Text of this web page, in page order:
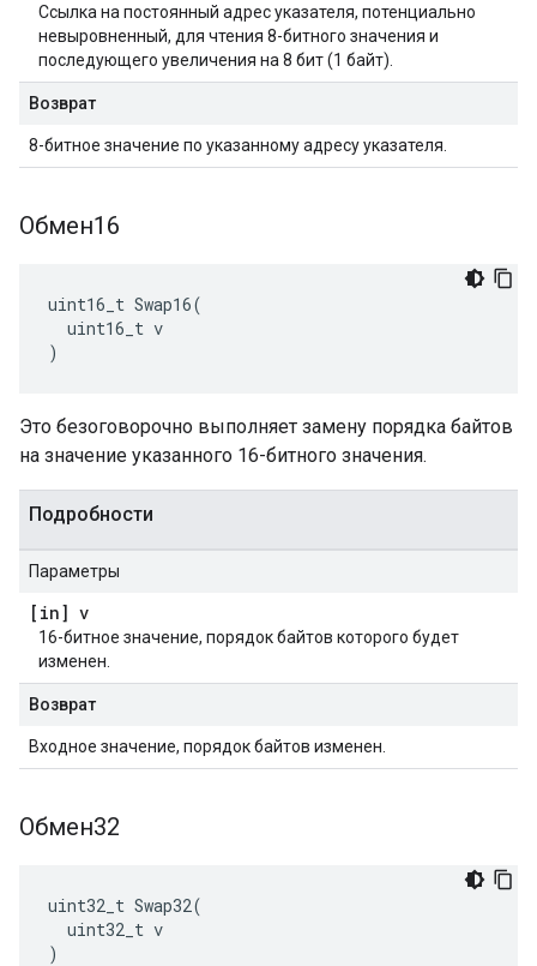
Ссылка на постоянный адрес указателя, потенциально
невыровненный, для чтения 8-битного значения и
последующего увеличения на 8 бит (1 байт).
Возврат
8-битное значение по указанному адресу указателя.
Обмен16
uint16_t Swap16(
  uint16_t v
)
Это безоговорочно выполняет замену порядка байтов
на значение указанного 16-битного значения.
Подробности
Параметры
[in] v
16-битное значение, порядок байтов которого будет
изменен.
Возврат
Входное значение, порядок байтов изменен.
Обмен32
uint32_t Swap32(
  uint32_t v
)